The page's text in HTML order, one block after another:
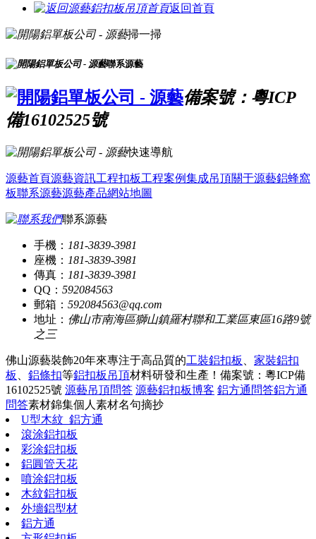
返回首頁
掃一掃
聯系源藝
備案號：粵ICP
備16102525號
快速導航
源藝首頁源藝資訊工程扣板工程案例集成吊頂關于源藝鋁蜂窩
板聯系源藝源藝產品網站地圖
聯系源藝
手機： 181-3839-3981
座機： 181-3839-3981
傳真： 181-3839-3981
QQ： 592084563
郵箱： 592084563@qq.com
地址： 佛山市南海區獅山鎮羅村聯和工業區東區16路9號
之三
佛山源藝裝飾20年來專注于高品質的工裝鋁扣板
家裝鋁扣
板
鋁條扣等鋁扣板吊頂材料研發和生產！ 備案號：粵ICP備
16102525號 源藝吊頂問答 源藝鋁扣板博客 鋁方通問答鋁方通
問答素材錦集個人素材名句摘抄
U型木紋_鋁方通
滾涂鋁扣板
彩涂鋁扣板
鋁圓管天花
噴涂鋁扣板
木紋鋁扣板
外墻鋁型材
鋁方通